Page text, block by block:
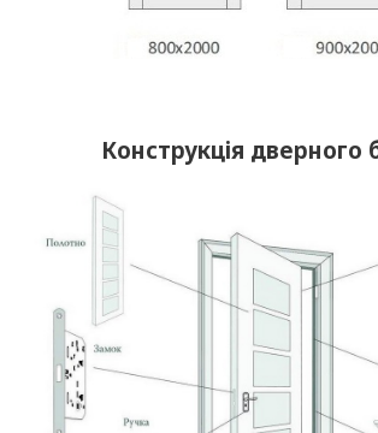
Конструкція дверного